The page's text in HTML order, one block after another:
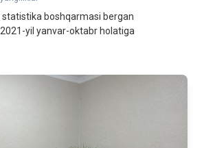
statistika boshqarmasi bergan
2021-yil yanvar-oktabr holatiga